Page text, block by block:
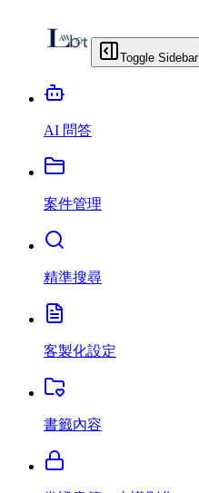
Toggle Sidebar
AI 問答
案件管理
精準搜尋
客製化設定
書籤內容